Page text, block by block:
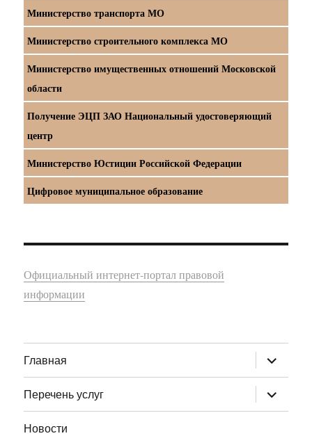
Министерство транспорта МО
Министерство строительного комплекса МО
Министерство имущественных отношений Московской
области
Получение ЭЦП ЗАО Национальный удостоверяющий
центр
Министерство Юстиции Российской Федерации
Цифровое муниципальное образование
Официальный интернет-портал правовой
информации
Главная раскрыть
дочернее
меню
Перечень услуг
раскрыть
дочернее
меню
Новости